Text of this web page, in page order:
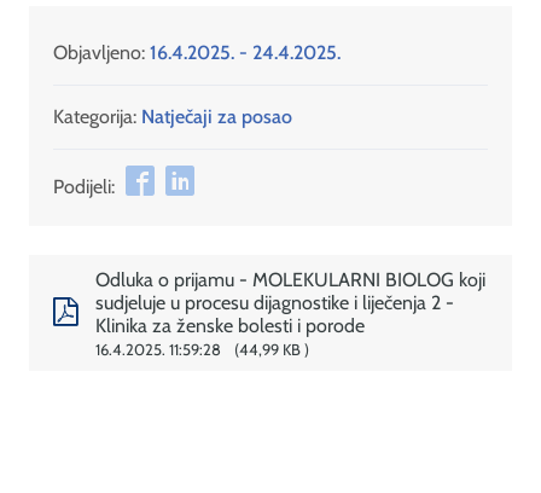
Objavljeno: 16.4.2025. - 24.4.2025.
Kategorija: Natječaji za posao
Podijeli:
Odluka o prijamu - MOLEKULARNI BIOLOG koji
sudjeluje u procesu dijagnostike i liječenja 2 -
Klinika za ženske bolesti i porode
16.4.2025. 11:59:28 44,99 KB